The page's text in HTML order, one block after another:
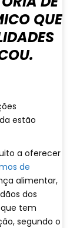
QUE
estão
a oferecer
de
alimentar,
dos
tem
segundo o